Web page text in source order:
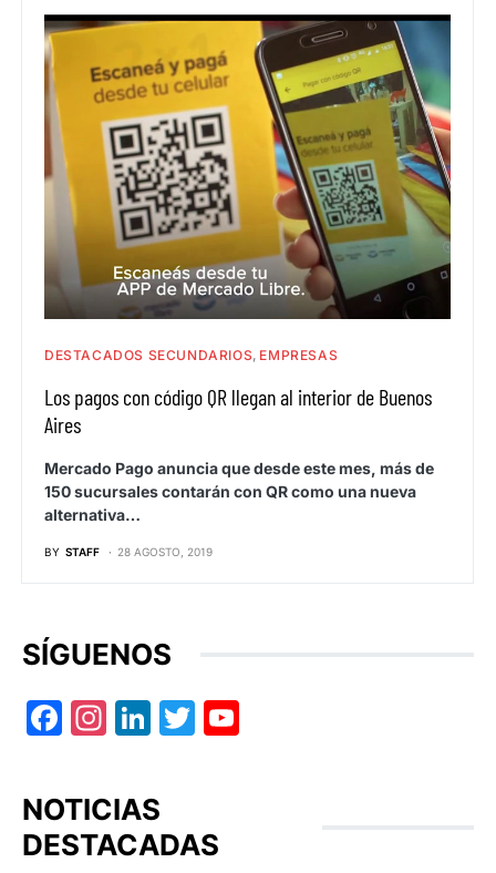
DESTACADOS SECUNDARIOS EMPRESAS
Los pagos con código QR llegan al interior de Buenos
Aires
Mercado Pago anuncia que desde este mes, más de
150 sucursales contarán con QR como una nueva
alternativa…
BY STAFF 28 AGOSTO, 2019
SÍGUENOS
Facebook
Instagram
LinkedIn
Twitter
NOTICIAS
DESTACADAS